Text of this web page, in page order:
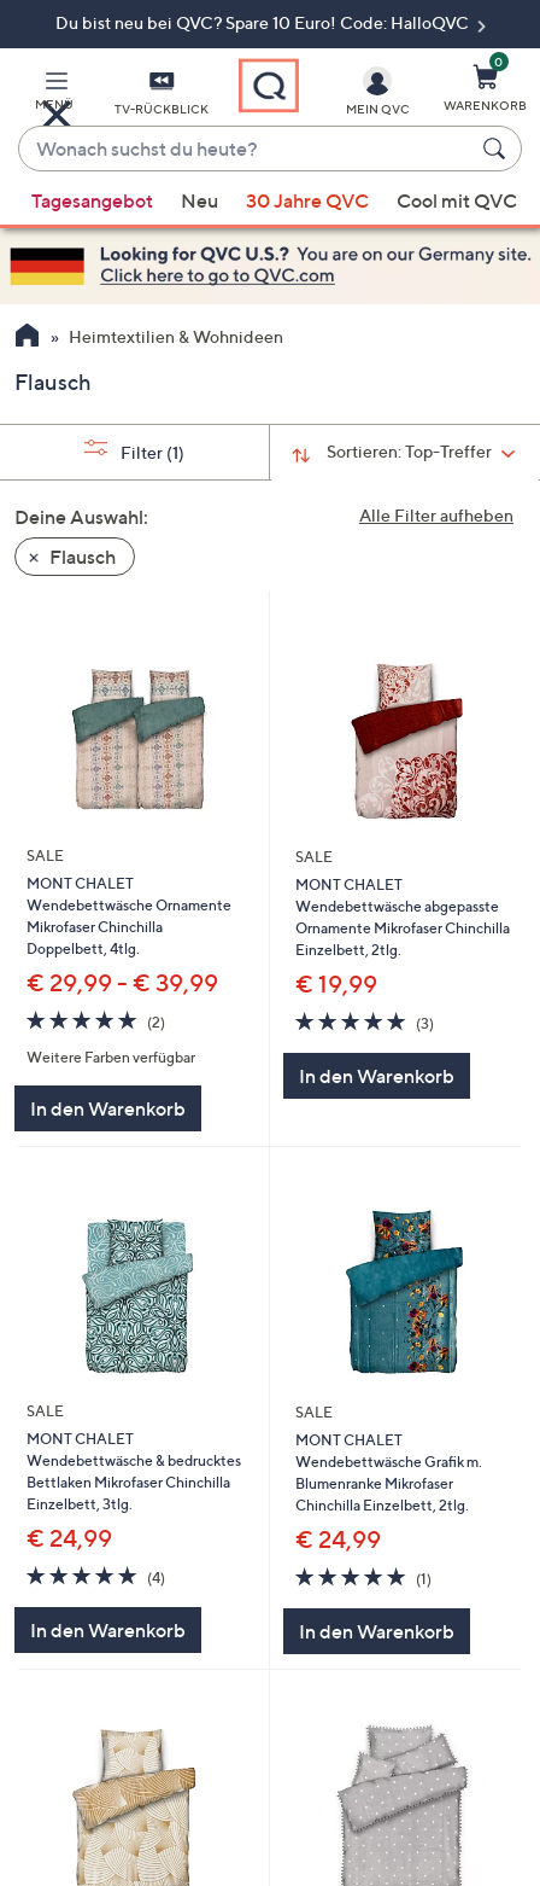
Du bist neu bei QVC? Spare 10 Euro! Code: HalloQVC
MENÜ TV-RÜCKBLICK
Wonach
suchst
du
heute?
Vorschläge
verfügbar
sind,
verwenden
Sie
Pfeiltasten
nach
und
nach
unten
oder
Geräten
um
diese
anzuzeigen.
MEIN QVC
0
WARENKORB
Tagesangebot Neu 30 Jahre QVC Cool mit QVC
Heimtextilien & Wohnideen
Flausch
Sortieren:Top-Treffer
Filter (1)
Alle Filter aufheben
Deine Auswahl:
Flausch
SALE
MONT CHALET
Wendebettwäsche Ornamente
Mikrofaser Chinchilla
Doppelbett, 4tlg.
€ 29,99 - € 39,99
5.0
von
5
(2)2
Weitere Farben verfügbar
In den Warenkorb
SALE
MONT CHALET
Wendebettwäsche abgepasste
Ornamente Mikrofaser Chinchilla
Einzelbett, 2tlg.
€ 19,99
5.0
von
(3)3
In den Warenkorb
SALE
MONT CHALET
Wendebettwäsche & bedrucktes
Bettlaken Mikrofaser Chinchilla
Einzelbett, 3tlg.
€ 24,99
5.0
von
(4)4
In den Warenkorb
SALE
MONT CHALET
Wendebettwäsche Grafik m.
Blumenranke Mikrofaser
Chinchilla Einzelbett, 2tlg.
€ 24,99
5.0
von
(1)1
In den Warenkorb